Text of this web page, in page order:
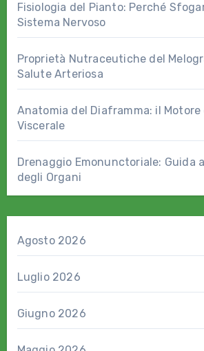
Fisiologia del Pianto: Perché
Sistema Nervoso
Proprietà Nutraceutiche del
Salute Arteriosa
Anatomia del Diaframma: il
Viscerale
Drenaggio Emonunctoriale: Guida
degli Organi
Agosto 2026
Luglio 2026
Giugno 2026